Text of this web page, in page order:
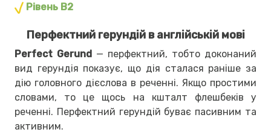
Рівень В2
Перфектний герундій в англійській мові
Perfect Gerund — перфектний, тобто доконаний
вид герундія показує, що дія сталася раніше за
дію головного дієслова в реченні. Якщо простими
словами, то це щось на кшталт флешбеків у
реченні. Перфектний герундій буває пасивним та
активним.